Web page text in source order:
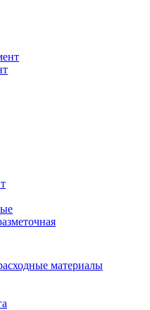
материалы